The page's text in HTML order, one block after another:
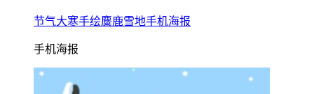
节气大寒手绘麋鹿雪地手机海报
手机海报